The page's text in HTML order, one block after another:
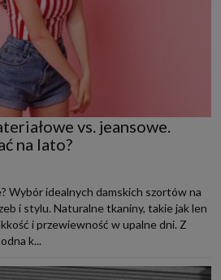
vs. jeansowe.
na lato?
Wybór idealnych damskich szortów na
i stylu. Naturalne tkaniny, takie jak len
i przewiewność w upalne dni. Z
k...